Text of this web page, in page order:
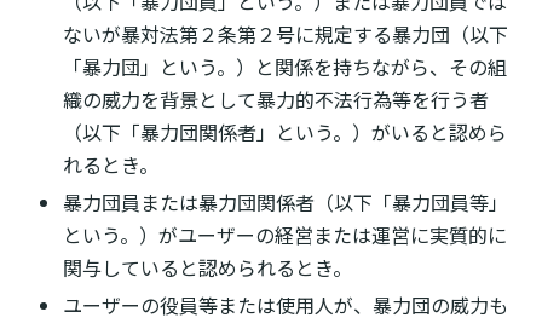
ないが暴対法第２条第２号に規定する暴力団（以下
「暴力団」という。）と関係を持ちながら、その組
織の威力を背景として暴力的不法行為等を行う者
（以下「暴力団関係者」という。）がいると認めら
れるとき。
暴力団員または暴力団関係者（以下「暴力団員等」
という。）がユーザーの経営または運営に実質的に
関与していると認められるとき。
ユーザーの役員等または使用人が、暴力団の威力も